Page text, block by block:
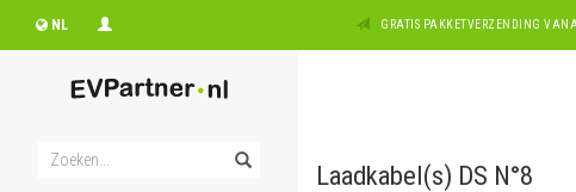
NL GRATIS PAKKETVERZENDING
Laadkabel(s) DS N°8